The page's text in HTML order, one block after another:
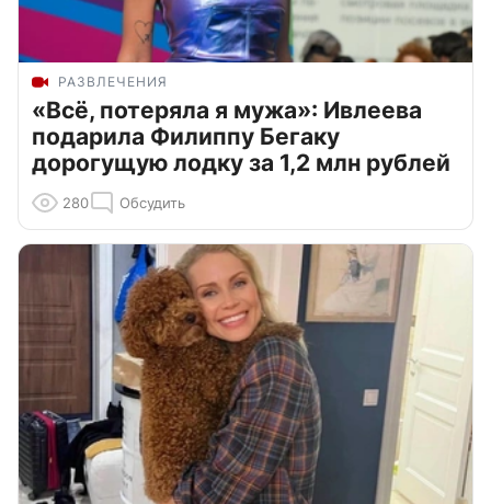
РАЗВЛЕЧЕНИЯ
«Всё, потеряла я мужа»: Ивлеева
подарила Филиппу Бегаку
дорогущую лодку за 1,2 млн рублей
280 Обсудить